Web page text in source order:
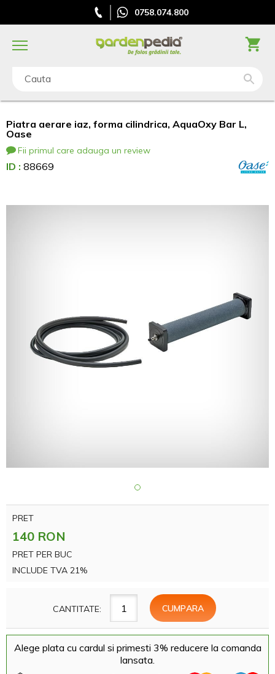
0758.074.800
Cauta
Piatra aerare iaz, forma cilindrica, AquaOxy Bar L,
Oase
Fii primul care adauga un review
ID : 88669
PRET
140 RON
PRET PER BUC
INCLUDE TVA 21%
CANTITATE:
Alege plata cu cardul si primesti 3% reducere la comanda
lansata.